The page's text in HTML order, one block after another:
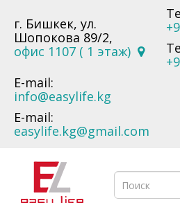
г. Бишкек, ул.
Шопокова 89/2,
офис 1107 ( 1 этаж)
E-mail:
info@easylife.kg
E-mail:
easylife.kg@gmail.com